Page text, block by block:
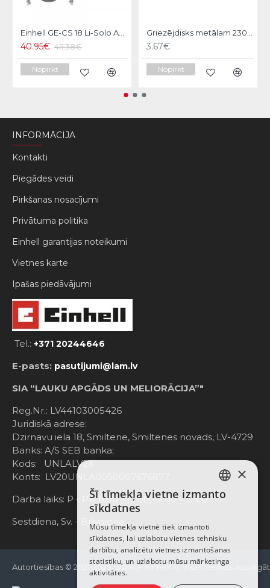
Einhell GE-CS 18 Li-Solo Akumulatora ķēžu asināšanas ierīce
40.95€ 45.38€
Nopirkt
Griezējdisks metālam 230x2mm, KWB
3.67€
Nopirkt
INFORMĀCIJA
Kontakti
Piegādes veidi
Pirkšanas nosacījumi
Privātuma politika
Einhell garantijas noteikumi
Vietnes karte
Ipašas piedāvājumi
Tel.: +371 20244646
E-pasts: pasutijumi@lam.lv
SIA “LAUKU APGĀDS UN MELIORĀCIJA”"
Reg.Nr.: LV44103005426
Juridiskā adrese:
Dzirnavu iela 18, Smiltene, Smiltenes novads, LV-4729
Banks: A/S SEB banka;
Kods: UNLALV2X
Konts: LV20UNLA0050007676877
Darba laiks: P - Pk. 8:00 - 12:00; 13:00 - 17:00
Sestdiena, Sv. - Brīvdiena
Autortiesības © 2021-2025, www.e-einhell.lv, Visas tiesības
LATVIAN
ENGLISH
×
Šī tīmekļa vietne izmanto
sīkdatnes
Mūsu tīmekļa vietnē tiek izmantoti
sīkdatnes, lai uzlabotu vietnes tehnisku
darbību, analizētu vietnes izmantošanas
statistiku, un uzlabotu mūsu mārketinga
aktivitātes.